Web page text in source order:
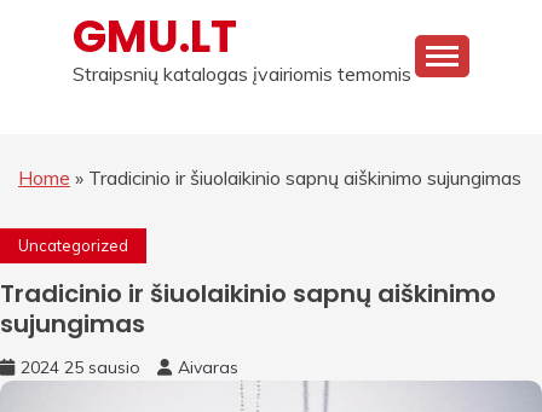
GMU.LT
Straipsnių katalogas įvairiomis temomis
Home » Tradicinio ir šiuolaikinio sapnų aiškinimo sujungimas
Uncategorized
Tradicinio ir šiuolaikinio sapnų aiškinimo
sujungimas
2024 25 sausio Aivaras